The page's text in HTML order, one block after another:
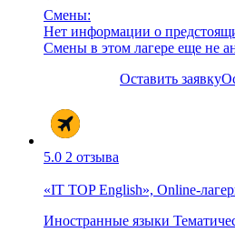
Смены:
Нет информации о
Смены в этом лагере еще не
Оставить заявку
5.0 2 отзыва
«IT TOP English», Online-
Иностранные языки